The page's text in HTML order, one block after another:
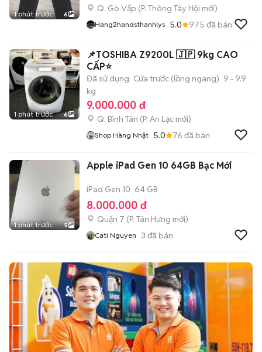
1 phút trước 6
Q. Gò Vấp (P. Thông Tây Hội mới)
Hang2handsthanhlys 5.0 975 đã bán
1 phút trước 6
📌TOSHIBA Z9200L 🇯🇵 9kg CAO
CẤP⭐️
Đã sử dụng Cửa trước (lồng ngang) 9 - 9.9
kg
9.000.000 đ
Q. Bình Tân (P. An Lạc mới)
Shop Hàng Nhật 5.0 76 đã bán
1 phút trước 5
Apple iPad Gen 10 64GB Bạc Mới
iPad Gen 10 64 GB
8.000.000 đ
Quận 7 (P. Tân Hưng mới)
Cati Nguyen 3 đã bán